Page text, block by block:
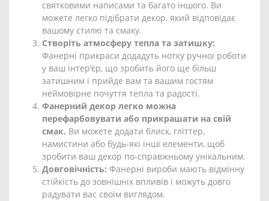
святковими написами та багато іншого. Ви
можете легко підібрати декор, який відповідає
вашому стилю та смаку.
Створіть атмосферу тепла та затишку:
Фанерні прикраси додадуть нотку ручної роботи
у ваш інтер'єр, що зробить його ще більш
затишним і прийде вам та вашим гостям
неймовірне почуття тепла та радості.
Фанерний декор легко можна
перефарбовувати або прикрашати на свій
смак. Ви можете додати блиск, гліттер,
намистини або будь-які інші елементи, щоб
зробити ваш декор по-справжньому унікальним.
Довговічність: Фанерні вироби мають відмінну
стійкість до зовнішніх впливів і можуть довго
радувати вас своїм виглядом.